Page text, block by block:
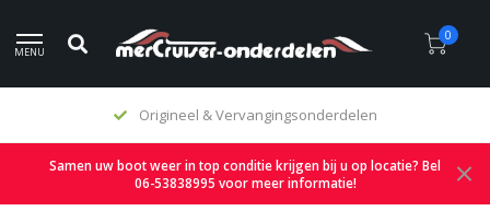
MENU
0
Origineel & Vervangingsonderdelen
Samen uw boot weer in top conditie krijgen bij u op locatie? Bel
06-53838995 voor meer informatie!